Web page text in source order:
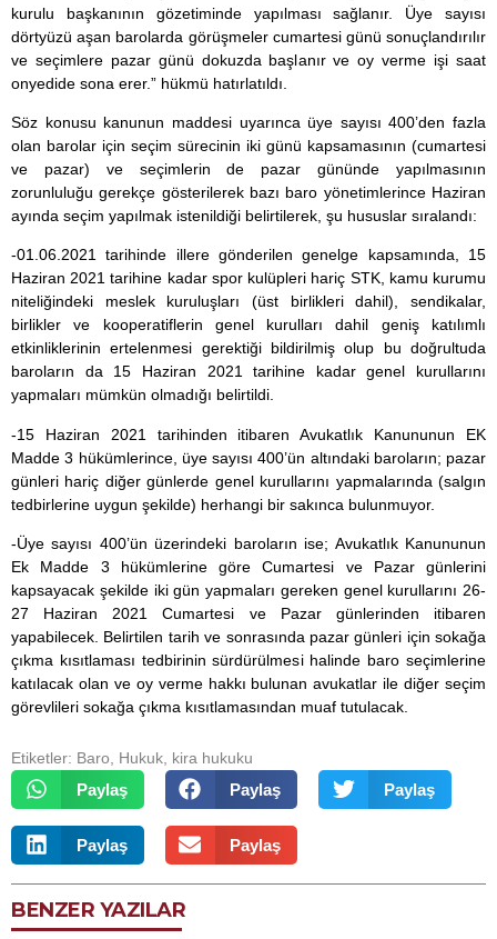
kurulu başkanının gözetiminde yapılması sağlanır. Üye sayısı
dörtyüzü aşan barolarda görüşmeler cumartesi günü sonuçlandırılır
ve seçimlere pazar günü dokuzda başlanır ve oy verme işi saat
onyedide sona erer.” hükmü hatırlatıldı.
Söz konusu kanunun maddesi uyarınca üye sayısı 400’den fazla
olan barolar için seçim sürecinin iki günü kapsamasının (cumartesi
ve pazar) ve seçimlerin de pazar gününde yapılmasının
zorunluluğu gerekçe gösterilerek bazı baro yönetimlerince Haziran
ayında seçim yapılmak istenildiği belirtilerek, şu hususlar sıralandı:
-01.06.2021 tarihinde illere gönderilen genelge kapsamında, 15
Haziran 2021 tarihine kadar spor kulüpleri hariç STK, kamu kurumu
niteliğindeki meslek kuruluşları (üst birlikleri dahil), sendikalar,
birlikler ve kooperatiflerin genel kurulları dahil geniş katılımlı
etkinliklerinin ertelenmesi gerektiği bildirilmiş olup bu doğrultuda
baroların da 15 Haziran 2021 tarihine kadar genel kurullarını
yapmaları mümkün olmadığı belirtildi.
-15 Haziran 2021 tarihinden itibaren Avukatlık Kanununun EK
Madde 3 hükümlerince, üye sayısı 400’ün altındaki baroların; pazar
günleri hariç diğer günlerde genel kurullarını yapmalarında (salgın
tedbirlerine uygun şekilde) herhangi bir sakınca bulunmuyor.
-Üye sayısı 400’ün üzerindeki baroların ise; Avukatlık Kanununun
Ek Madde 3 hükümlerine göre Cumartesi ve Pazar günlerini
kapsayacak şekilde iki gün yapmaları gereken genel kurullarını 26-
27 Haziran 2021 Cumartesi ve Pazar günlerinden itibaren
yapabilecek. Belirtilen tarih ve sonrasında pazar günleri için sokağa
çıkma kısıtlaması tedbirinin sürdürülmesi halinde baro seçimlerine
katılacak olan ve oy verme hakkı bulunan avukatlar ile diğer seçim
görevlileri sokağa çıkma kısıtlamasından muaf tutulacak.
Etiketler: Baro Hukuk kira hukuku
Paylaş Paylaş Paylaş
Paylaş Paylaş
BENZER YAZILAR